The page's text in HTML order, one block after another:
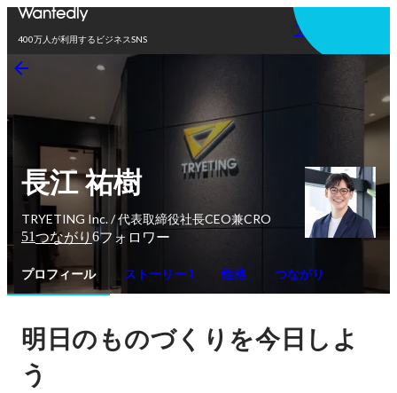
400万人が利用するビジネスSNS
アプリを使う
長江 祐樹
TRYETING Inc. / 代表取締役社長CEO兼CRO
51つながり 6フォロワー
プロフィール ストーリー 1 性格 つながり
明日のものづくりを今日しよ
う